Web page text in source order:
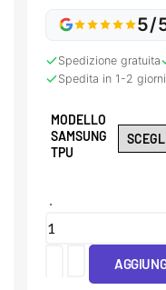
5/
Spedizione gratuita
Spedita in 1-2 giorni
MODELLO
SAMSUNG
TPU
Cover
Fenicotteri